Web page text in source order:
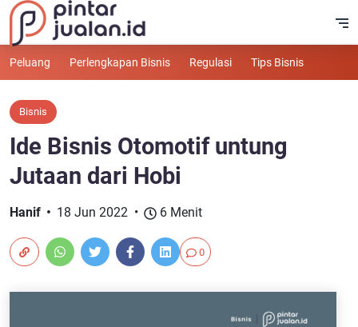
Peluang Perlengkapan Bisnis Regulasi Tips Bisnis
Bisnis
Ide Bisnis Otomotif untung
Jutaan dari Hobi
Hanif 18 Jun 2022 6 Menit
0